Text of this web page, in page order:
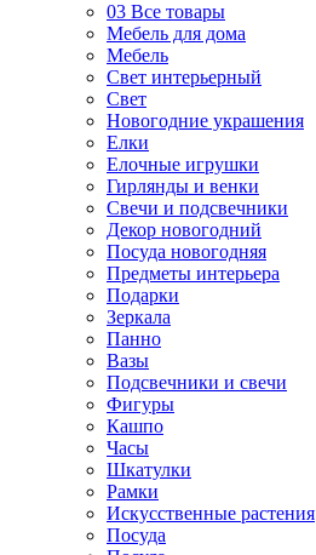
03 Все товары
Мебель для дома
Мебель
Свет интерьерный
Свет
Новогодние украшения
Елки
Елочные игрушки
Гирлянды и венки
Свечи и подсвечники
Декор новогодний
Посуда новогодняя
Предметы интерьера
Подарки
Зеркала
Панно
Вазы
Подсвечники и свечи
Фигуры
Кашпо
Часы
Шкатулки
Рамки
Искусственные растения
Посуда